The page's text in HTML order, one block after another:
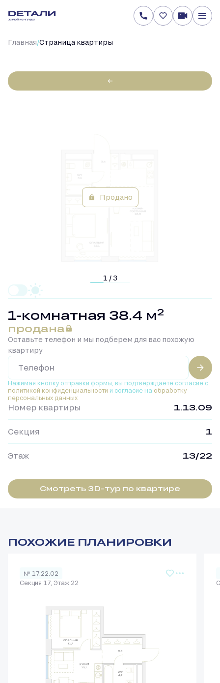
Главная/Cтраница квартиры
←
1-
38.4 м
Продано
1 / 3
1-комнатная 38.4 м2
продана
Оставьте телефон и мы подберем для вас похожую
квартиру
Нажимая кнопку отправки формы, вы подтверждаете согласие с
политикой конфиденциальности и согласие на обработку
персональных данных
Номер квартиры 1.13.09
Секция 1
Этаж 13/22
Смотреть 3D-тур по квартире
ПОХОЖИЕ ПЛАНИРОВКИ
№ 17.22.02
Секция 17, Этаж 22